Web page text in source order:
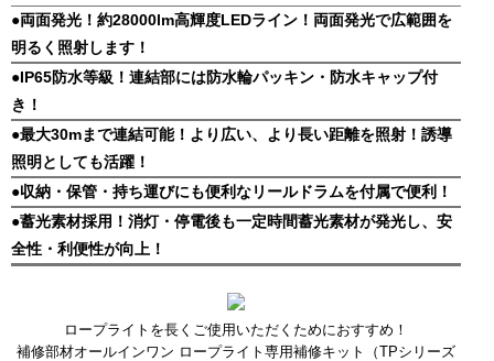
●両面発光！約28000lm高輝度LEDライン！両面発光で広範囲を
明るく照射します！
●IP65防水等級！連結部には防水輪パッキン・防水キャップ付
き！
●最大30mまで連結可能！より広い、より長い距離を照射！誘導
照明としても活躍！
●収納・保管・持ち運びにも便利なリールドラムを付属で便利！
●蓄光素材採用！消灯・停電後も一定時間蓄光素材が発光し、安
全性・利便性が向上！
ロープライトを長くご使用いただくためにおすすめ！
補修部材オールインワン ロープライト専用補修キット（TPシリーズ